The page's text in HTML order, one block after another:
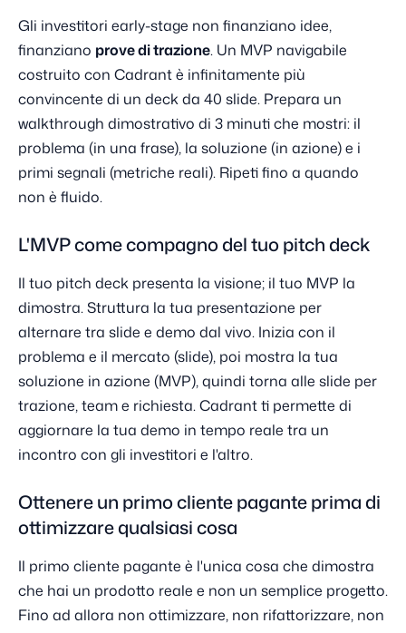
Gli investitori early-stage non finanziano idee,
finanziano prove di trazione. Un MVP navigabile
costruito con Cadrant è infinitamente più
convincente di un deck da 40 slide. Prepara un
walkthrough dimostrativo di 3 minuti che mostri: il
problema (in una frase), la soluzione (in azione) e i
primi segnali (metriche reali). Ripeti fino a quando
non è fluido.
L'MVP come compagno del tuo pitch deck
Il tuo pitch deck presenta la visione; il tuo MVP la
dimostra. Struttura la tua presentazione per
alternare tra slide e demo dal vivo. Inizia con il
problema e il mercato (slide), poi mostra la tua
soluzione in azione (MVP), quindi torna alle slide per
trazione, team e richiesta. Cadrant ti permette di
aggiornare la tua demo in tempo reale tra un
incontro con gli investitori e l'altro.
Ottenere un primo cliente pagante prima di
ottimizzare qualsiasi cosa
Il primo cliente pagante è l'unica cosa che dimostra
che hai un prodotto reale e non un semplice progetto.
Fino ad allora non ottimizzare, non rifattorizzare, non